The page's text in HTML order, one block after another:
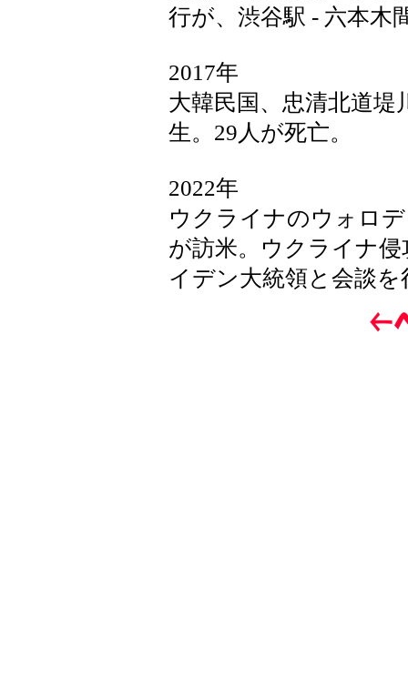
行が、渋谷駅 - 六本木
2017年
大韓民国、忠清北道堤
生。29人が死亡。
2022年
ウクライナのウォロ
が訪米。ウクライナ
イデン大統領と会談を